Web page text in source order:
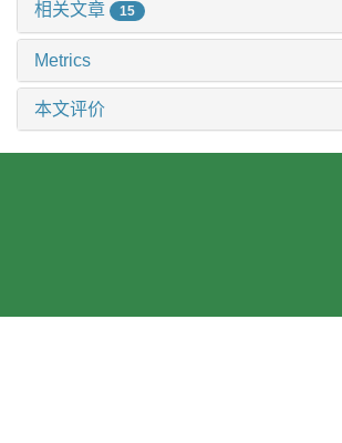
相关文章 15
Metrics
本文评价